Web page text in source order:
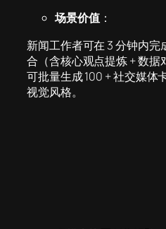
场景价值：
新闻工作者可在 3 分钟内完
合（含核心观点提炼 + 数据
可批量生成 100 + 社交媒体
视觉风格。